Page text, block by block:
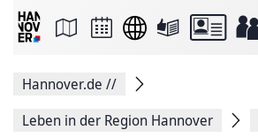
Seite
Facebook
Hannover.de //
Leben in der Region Hannover